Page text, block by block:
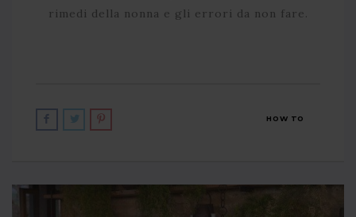
rimedi della nonna e gli errori da non fare.
HOW TO